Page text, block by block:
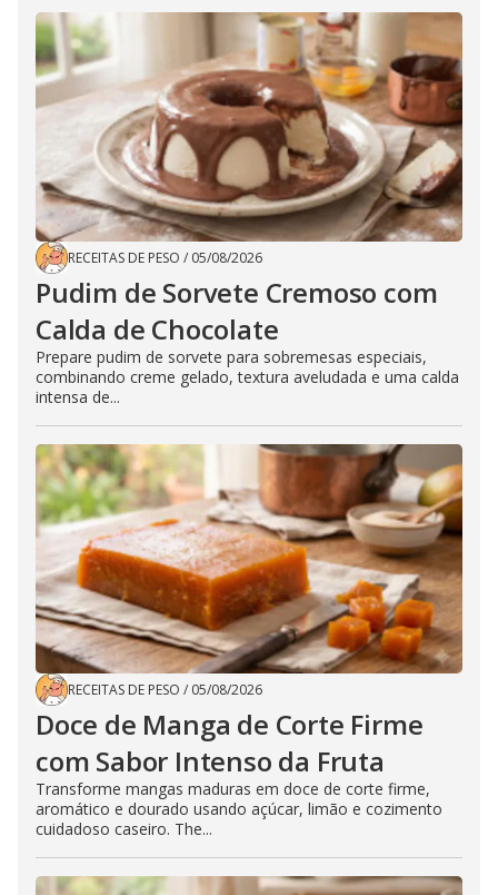
RECEITAS DE PESO / 05/08/2026
Pudim de Sorvete Cremoso com
Calda de Chocolate
Prepare pudim de sorvete para sobremesas especiais,
combinando creme gelado, textura aveludada e uma calda
intensa de...
RECEITAS DE PESO / 05/08/2026
Doce de Manga de Corte Firme
com Sabor Intenso da Fruta
Transforme mangas maduras em doce de corte firme,
aromático e dourado usando açúcar, limão e cozimento
cuidadoso caseiro. The...